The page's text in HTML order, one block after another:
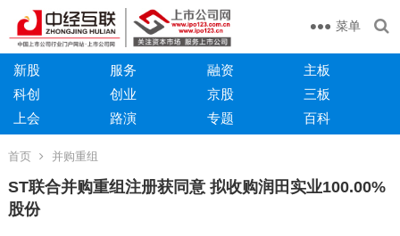
菜单
新股 服务 融资
主板
科创
创业 京股
三板
上会
路演 专题 百科
首页 并购重组
ST联合并购重组注册获同意 拟收购润田实业100.00%
股份